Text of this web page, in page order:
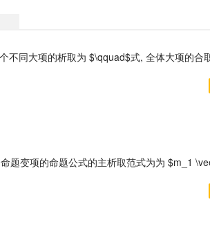
不同大项的析取为 $\qquad$式, 全体大项的合
题变项的命题公式的主析取范式为为 $m_1